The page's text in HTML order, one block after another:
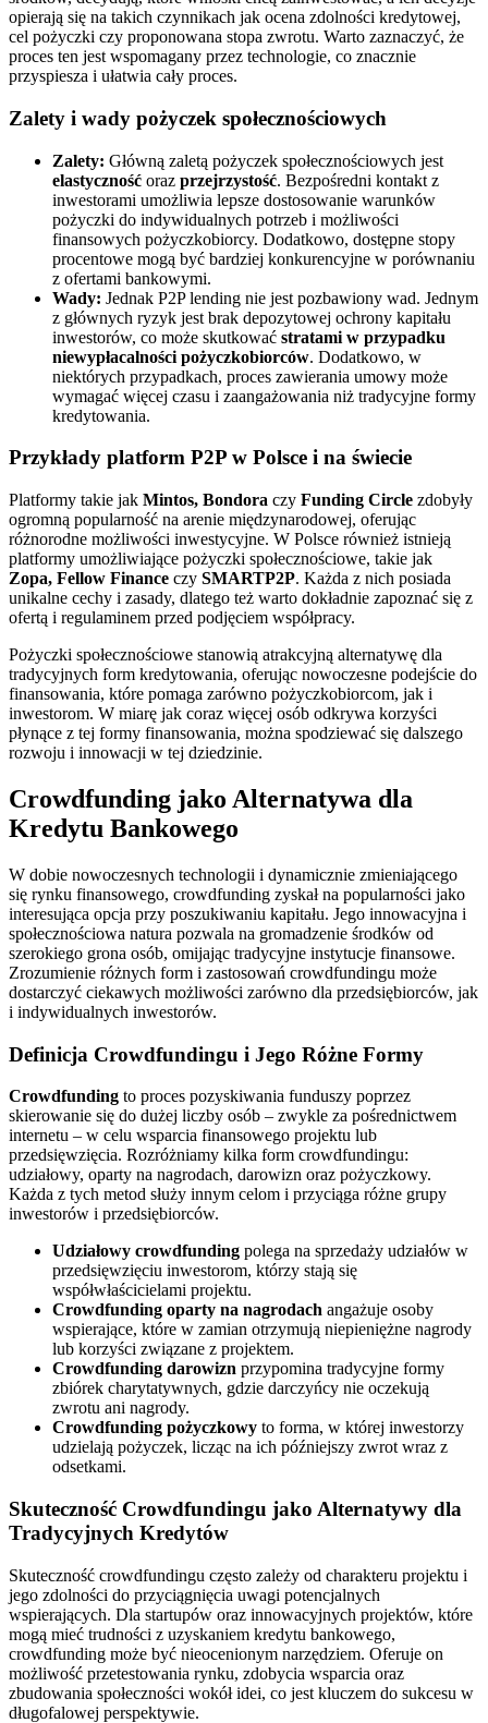
opierają się na takich czynnikach jak ocena zdolności kredytowej,
cel pożyczki czy proponowana stopa zwrotu. Warto zaznaczyć, że
proces ten jest wspomagany przez technologie, co znacznie
przyspiesza i ułatwia cały proces.
Zalety i wady pożyczek społecznościowych
Zalety: Główną zaletą pożyczek społecznościowych jest
elastyczność oraz przejrzystość. Bezpośredni kontakt z
inwestorami umożliwia lepsze dostosowanie warunków
pożyczki do indywidualnych potrzeb i możliwości
finansowych pożyczkobiorcy. Dodatkowo, dostępne stopy
procentowe mogą być bardziej konkurencyjne w porównaniu
z ofertami bankowymi.
Wady: Jednak P2P lending nie jest pozbawiony wad. Jednym
z głównych ryzyk jest brak depozytowej ochrony kapitału
inwestorów, co może skutkować stratami w przypadku
niewypłacalności pożyczkobiorców. Dodatkowo, w
niektórych przypadkach, proces zawierania umowy może
wymagać więcej czasu i zaangażowania niż tradycyjne formy
kredytowania.
Przykłady platform P2P w Polsce i na świecie
Platformy takie jak Mintos, Bondora czy Funding Circle zdobyły
ogromną popularność na arenie międzynarodowej, oferując
różnorodne możliwości inwestycyjne. W Polsce również istnieją
platformy umożliwiające pożyczki społecznościowe, takie jak
Zopa, Fellow Finance czy SMARTP2P. Każda z nich posiada
unikalne cechy i zasady, dlatego też warto dokładnie zapoznać się z
ofertą i regulaminem przed podjęciem współpracy.
Pożyczki społecznościowe stanowią atrakcyjną alternatywę dla
tradycyjnych form kredytowania, oferując nowoczesne podejście do
finansowania, które pomaga zarówno pożyczkobiorcom, jak i
inwestorom. W miarę jak coraz więcej osób odkrywa korzyści
płynące z tej formy finansowania, można spodziewać się dalszego
rozwoju i innowacji w tej dziedzinie.
Crowdfunding jako Alternatywa dla
Kredytu Bankowego
W dobie nowoczesnych technologii i dynamicznie zmieniającego
się rynku finansowego, crowdfunding zyskał na popularności jako
interesująca opcja przy poszukiwaniu kapitału. Jego innowacyjna i
społecznościowa natura pozwala na gromadzenie środków od
szerokiego grona osób, omijając tradycyjne instytucje finansowe.
Zrozumienie różnych form i zastosowań crowdfundingu może
dostarczyć ciekawych możliwości zarówno dla przedsiębiorców, jak
i indywidualnych inwestorów.
Definicja Crowdfundingu i Jego Różne Formy
Crowdfunding to proces pozyskiwania funduszy poprzez
skierowanie się do dużej liczby osób – zwykle za pośrednictwem
internetu – w celu wsparcia finansowego projektu lub
przedsięwzięcia. Rozróżniamy kilka form crowdfundingu:
udziałowy, oparty na nagrodach, darowizn oraz pożyczkowy.
Każda z tych metod służy innym celom i przyciąga różne grupy
inwestorów i przedsiębiorców.
Udziałowy crowdfunding polega na sprzedaży udziałów w
przedsięwzięciu inwestorom, którzy stają się
współwłaścicielami projektu.
Crowdfunding oparty na nagrodach angażuje osoby
wspierające, które w zamian otrzymują niepieniężne nagrody
lub korzyści związane z projektem.
Crowdfunding darowizn przypomina tradycyjne formy
zbiórek charytatywnych, gdzie darczyńcy nie oczekują
zwrotu ani nagrody.
Crowdfunding pożyczkowy to forma, w której inwestorzy
udzielają pożyczek, licząc na ich późniejszy zwrot wraz z
odsetkami.
Skuteczność Crowdfundingu jako Alternatywy dla
Tradycyjnych Kredytów
Skuteczność crowdfundingu często zależy od charakteru projektu i
jego zdolności do przyciągnięcia uwagi potencjalnych
wspierających. Dla startupów oraz innowacyjnych projektów, które
mogą mieć trudności z uzyskaniem kredytu bankowego,
crowdfunding może być nieocenionym narzędziem. Oferuje on
możliwość przetestowania rynku, zdobycia wsparcia oraz
zbudowania społeczności wokół idei, co jest kluczem do sukcesu w
długofalowej perspektywie.